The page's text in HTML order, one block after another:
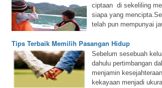
ciptaan di sekeliling
siapa yang
telah pun mempunyai
Tips Terbaik Memilih Pasangan Hidup
Sebelum sesebuah
dahulu pertimbangan
menjamin
kekayaan menjadi